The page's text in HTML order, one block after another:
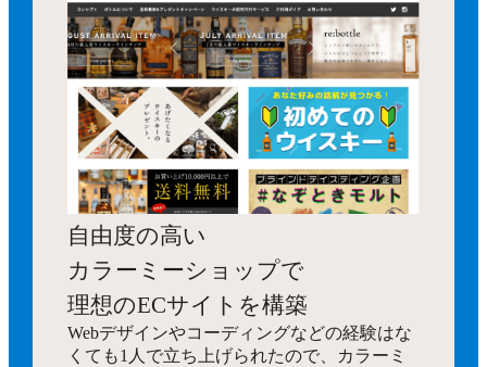
自由度の高い
カラーミーショップで
理想のECサイトを構築
Webデザインやコーディングなどの経験はな
くても1人で立ち上げられたので、カラーミ